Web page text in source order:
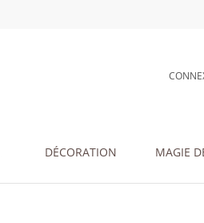
DÉCORATION MAGIE